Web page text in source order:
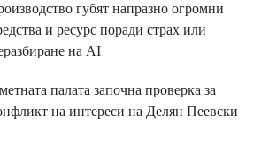
губят напразно огромни
и ресурс поради страх или
на AI
палата започна проверка за
на интереси на Делян Пеевски